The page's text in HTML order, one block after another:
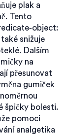
plak a
Tento
snižuje
Dalším
na
přesunovat
gumiček
špičky bolesti.
pomoci
analgetika